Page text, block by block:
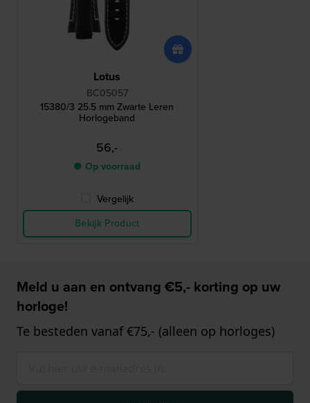
Lotus
BC05057
15380/3 25.5 mm Zwarte Leren
Horlogeband
56,-
● Op voorraad
Vergelijk
Bekijk Product
Meld u aan en ontvang €5,- korting op uw
horloge!
Te besteden vanaf €75,- (alleen op horloges)